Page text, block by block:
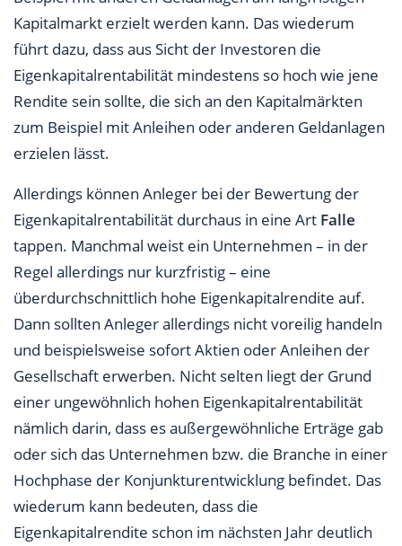
Kapitalmarkt erzielt werden kann. Das wiederum
führt dazu, dass aus Sicht der Investoren die
Eigenkapitalrentabilität mindestens so hoch wie jene
Rendite sein sollte, die sich an den Kapitalmärkten
zum Beispiel mit Anleihen oder anderen Geldanlagen
erzielen lässt.
Allerdings können Anleger bei der Bewertung der
Eigenkapitalrentabilität durchaus in eine Art Falle
tappen. Manchmal weist ein Unternehmen – in der
Regel allerdings nur kurzfristig – eine
überdurchschnittlich hohe Eigenkapitalrendite auf.
Dann sollten Anleger allerdings nicht voreilig handeln
und beispielsweise sofort Aktien oder Anleihen der
Gesellschaft erwerben. Nicht selten liegt der Grund
einer ungewöhnlich hohen Eigenkapitalrentabilität
nämlich darin, dass es außergewöhnliche Erträge gab
oder sich das Unternehmen bzw. die Branche in einer
Hochphase der Konjunkturentwicklung befindet. Das
wiederum kann bedeuten, dass die
Eigenkapitalrendite schon im nächsten Jahr deutlich